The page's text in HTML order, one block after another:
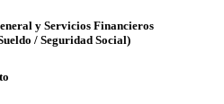
y Servicios Financieros
/ Seguridad Social)